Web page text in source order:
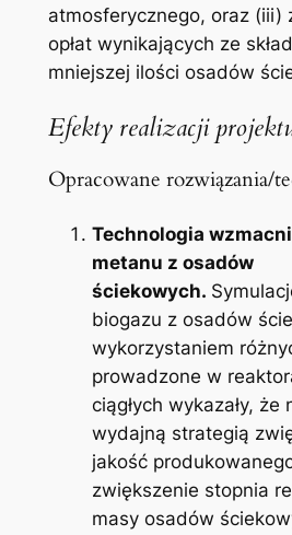
atmosferycznego, oraz (iii)
opłat wynikających ze
mniejszej ilości osadów
Efekty realizacji
Opracowane rozwiązania/
Technologia
metanu z osadów
ściekowych.
biogazu z osadów
wykorzystaniem
prowadzone w
ciągłych wykazały, że
wydajną strategią
jakość
zwiększenie stopnia
masy osadów